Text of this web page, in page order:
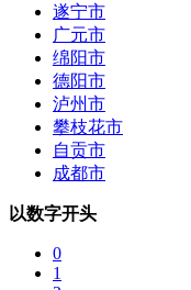
遂宁市
广元市
绵阳市
德阳市
泸州市
攀枝花市
自贡市
成都市
以数字开头
0
1